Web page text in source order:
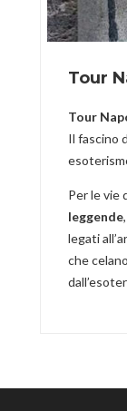
Tour
Tour
Il fascino
Per le vie
leggende,
legati
che